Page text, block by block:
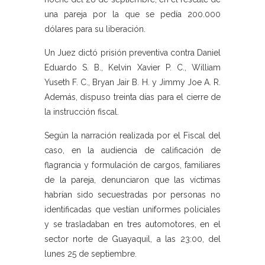
una pareja por la que se pedía 200.000
dólares para su liberación.
Un Juez dictó prisión preventiva contra Daniel
Eduardo S. B., Kelvin Xavier P. C., William
Yuseth F. C., Bryan Jair B. H. y Jimmy Joe A. R.
Además, dispuso treinta días para el cierre de
la instrucción fiscal.
Según la narración realizada por el Fiscal del
caso, en la audiencia de calificación de
flagrancia y formulación de cargos, familiares
de la pareja, denunciaron que las víctimas
habrían sido secuestradas por personas no
identificadas que vestían uniformes policiales
y se trasladaban en tres automotores, en el
sector norte de Guayaquil, a las 23:00, del
lunes 25 de septiembre.